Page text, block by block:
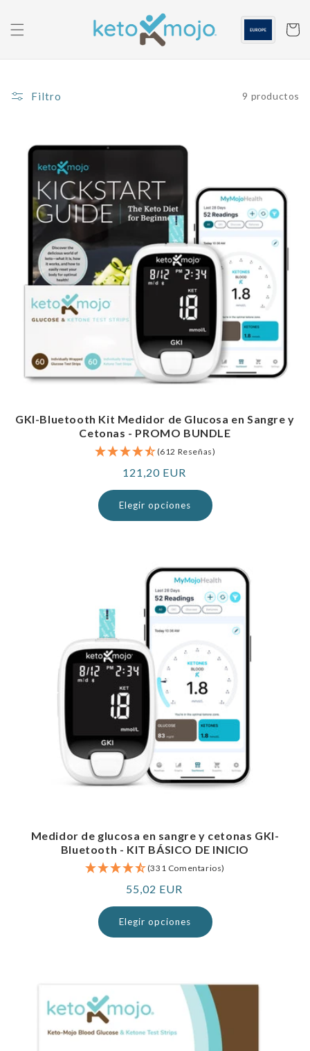
contenido
Carrito
Filtro 9 productos
GKI-Bluetooth Kit Medidor de Glucosa en Sangre y
Cetonas - PROMO BUNDLE
(612 Reseñas)
Precio
normal
121,20 EUR
Elegir opciones
Medidor de glucosa en sangre y cetonas GKI-
Bluetooth - KIT BÁSICO DE INICIO
(331 Comentarios)
Precio
normal
55,02 EUR
Elegir opciones